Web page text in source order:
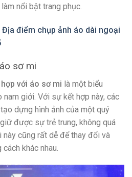
nổi bật trang phục.
Địa điểm chụp ảnh áo dài ngoại
sơ mi
với áo sơ mi là một biểu
giới. Với sự kết hợp này, các
dựng hình ảnh của một quý
được sự trẻ trung, không quá
này cũng rất dễ để thay đổi và
khác nhau.